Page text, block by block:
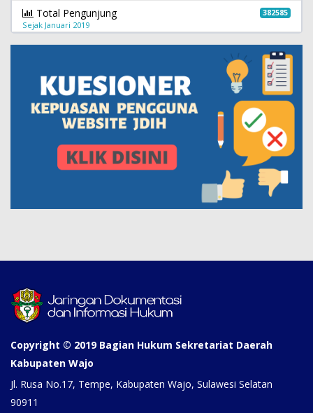
Total Pengunjung 382585
Sejak Januari 2019
Copyright © 2019 Bagian Hukum Sekretariat Daerah
Kabupaten Wajo
Jl. Rusa No.17, Tempe, Kabupaten Wajo, Sulawesi Selatan
90911